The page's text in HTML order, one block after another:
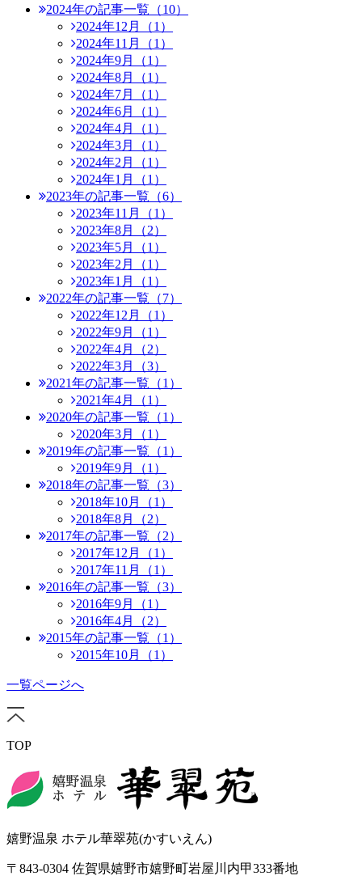
2024年の記事一覧（10）
2024年12月（1）
2024年11月（1）
2024年9月（1）
2024年8月（1）
2024年7月（1）
2024年6月（1）
2024年4月（1）
2024年3月（1）
2024年2月（1）
2024年1月（1）
2023年の記事一覧（6）
2023年11月（1）
2023年8月（2）
2023年5月（1）
2023年2月（1）
2023年1月（1）
2022年の記事一覧（7）
2022年12月（1）
2022年9月（1）
2022年4月（2）
2022年3月（3）
2021年の記事一覧（1）
2021年4月（1）
2020年の記事一覧（1）
2020年3月（1）
2019年の記事一覧（1）
2019年9月（1）
2018年の記事一覧（3）
2018年10月（1）
2018年8月（2）
2017年の記事一覧（2）
2017年12月（1）
2017年11月（1）
2016年の記事一覧（3）
2016年9月（1）
2016年4月（2）
2015年の記事一覧（1）
2015年10月（1）
一覧ページへ
TOP
嬉野温泉 ホテル華翠苑(かすいえん)
〒843-0304 佐賀県嬉野市嬉野町岩屋川内甲333番地